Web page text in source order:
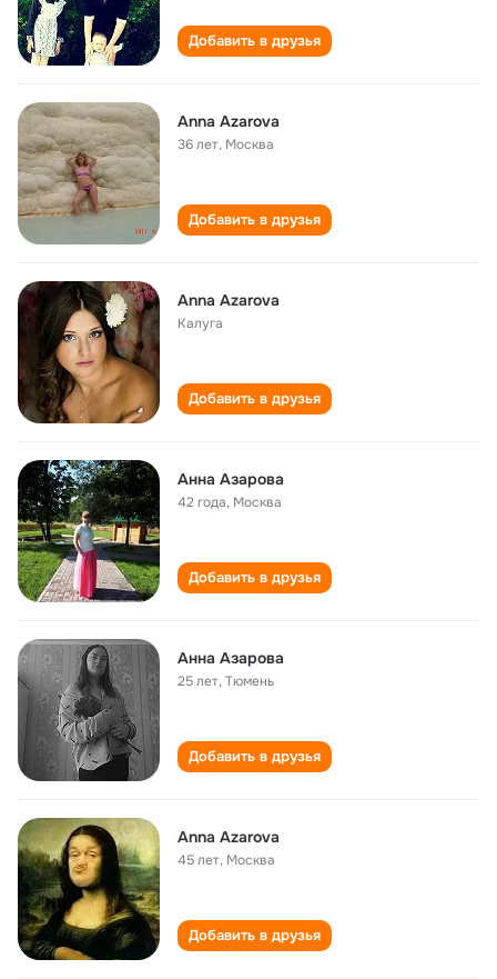
Добавить в друзья
Anna Azarova
36 лет, Москва
Добавить в друзья
Anna Azarova
Калуга
Добавить в друзья
Анна Азарова
42 года, Москва
Добавить в друзья
Анна Азарова
25 лет,Тюмень
Добавить в друзья
Anna Azarova
45 лет, Москва
Добавить в друзья